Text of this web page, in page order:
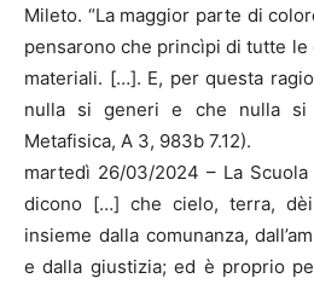
Mileto. “La maggior parte di
pensarono che princìpi di tutte
materiali. […]. E, per questa
nulla si generi e che nulla si
Metafisica, A 3, 983b 7.12).
martedì 26/03/2024 – La Scuola
dicono […] che cielo, terra,
insieme dalla comunanza,
e dalla giustizia; ed è proprio